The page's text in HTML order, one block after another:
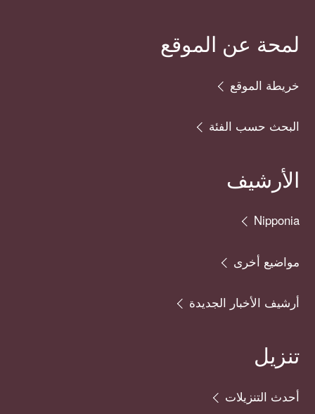
لمحة عن الموقع
خريطة الموقع
البحث حسب الفئة
الأرشيف
Nipponia
مواضيع أخرى
أرشيف الأخبار الجديدة
تنزيل
أحدث التنزيلات